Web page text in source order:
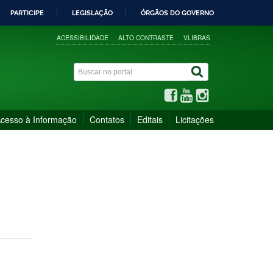
PARTICIPE LEGISLAÇÃO ÓRGÃOS DO GOVERNO
ACESSIBILIDADE ALTO CONTRASTE VLIBRAS
à Informação Contatos Editais Licitações